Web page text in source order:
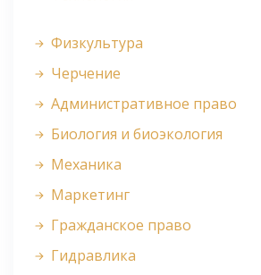
Физкультура
Черчение
Административное право
Биология и биоэкология
Механика
Маркетинг
Гражданское право
Гидравлика